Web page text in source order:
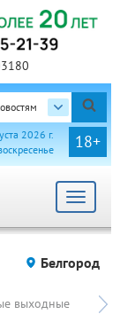
18+
2026 г.
Toggle
Белгород
выходные